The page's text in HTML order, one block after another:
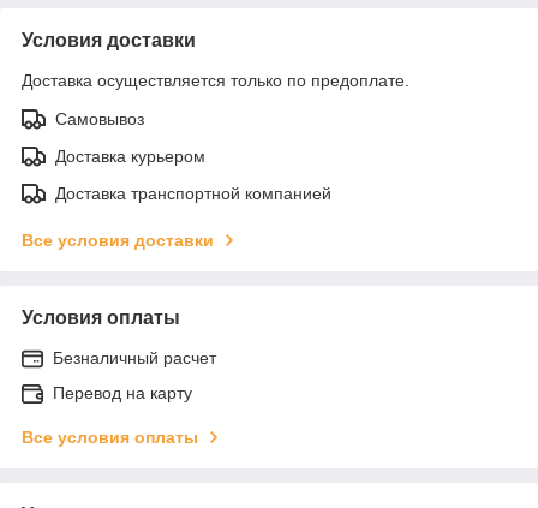
Условия доставки
Доставка осуществляется только по предоплате.
Самовывоз
Доставка курьером
Доставка транспортной компанией
Все условия доставки
Условия оплаты
Безналичный расчет
Перевод на карту
Все условия оплаты